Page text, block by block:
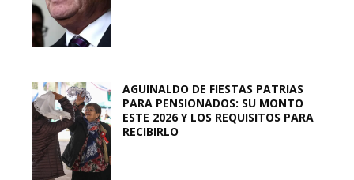
AGUINALDO DE FIESTAS PATRIAS
PARA PENSIONADOS: SU MONTO
ESTE 2026 Y LOS REQUISITOS PARA
RECIBIRLO